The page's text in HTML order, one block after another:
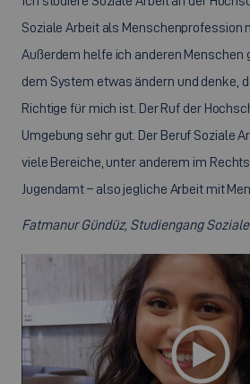
Soziale Arbeit als Menschenprofession
Außerdem helfe ich anderen Menschen
dem System etwas ändern und denke,
Richtige für mich ist. Der Ruf der
Umgebung sehr gut. Der Beruf Soziale
viele Bereiche, unter anderem im
Jugendamt – also jegliche Arbeit mit
Fatmanur Gündüz, Studiengang